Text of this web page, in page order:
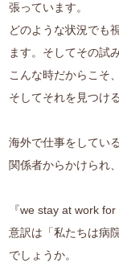
張っています。
どのような状況でも
ます。そしてその試
こんな時だからこそ
そしてそれを見つけ
海外で仕事をしてい
関係者からかけられ
『we stay at work
意訳は「私たちは病
でしょうか。